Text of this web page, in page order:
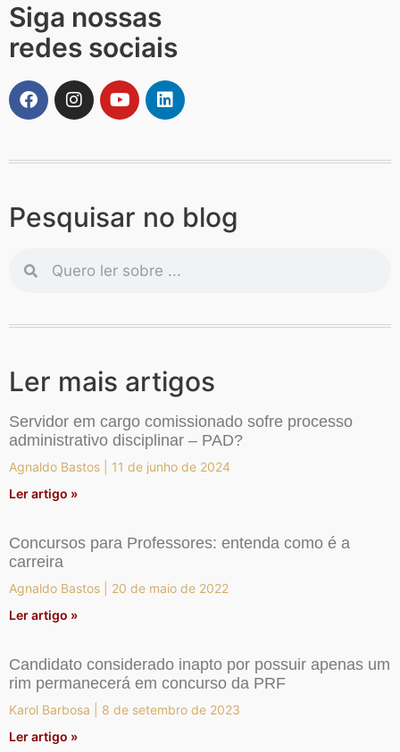
Siga nossas
redes sociais
Pesquisar no blog
Ler mais artigos
Servidor em cargo comissionado sofre processo
administrativo disciplinar – PAD?
Agnaldo Bastos
11 de junho de 2024
Ler artigo »
Concursos para Professores: entenda como é a
carreira
Agnaldo Bastos
20 de maio de 2022
Ler artigo »
Candidato considerado inapto por possuir apenas um
rim permanecerá em concurso da PRF
Karol Barbosa
8 de setembro de 2023
Ler artigo »